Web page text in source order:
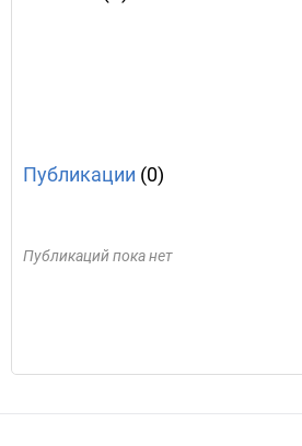
Публикации (0)
Публикаций пока нет